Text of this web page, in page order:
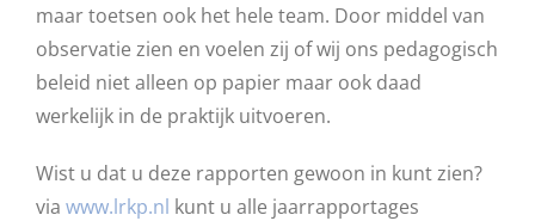
maar toetsen ook het hele team. Door middel van
observatie zien en voelen zij of wij ons pedagogisch
beleid niet alleen op papier maar ook daad
werkelijk in de praktijk uitvoeren.
Wist u dat u deze rapporten gewoon in kunt zien?
via www.lrkp.nl kunt u alle jaarrapportages